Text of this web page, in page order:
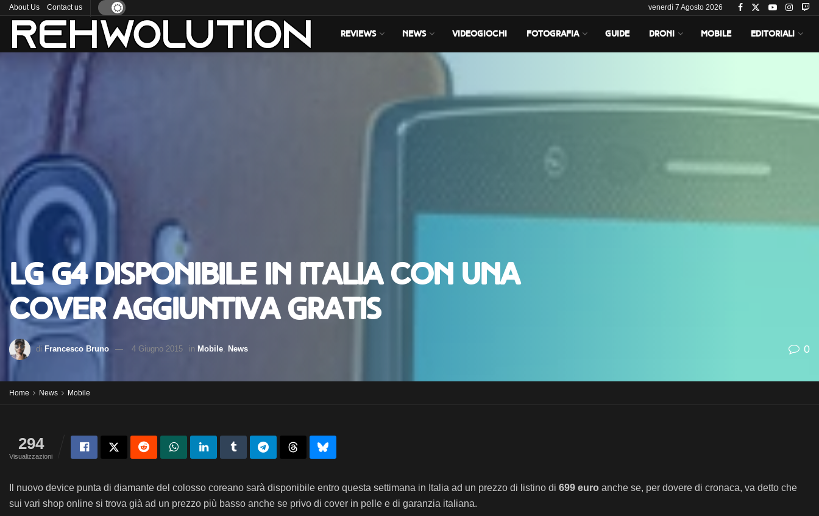
About Us Contact us venerdì 7 Agosto 2026
REVIEWS NEWS VIDEOGIOCHI FOTOGRAFIA GUIDE DRONI MOBILE EDITORIALI
LG G4 disponibile in Italia con una
cover aggiuntiva gratis
di Francesco Bruno 4 Giugno 2015 in Mobile News 0
Home News Mobile
294
Visualizzazioni
Il nuovo device punta di diamante del colosso coreano sarà disponibile entro questa settimana in Italia ad un prezzo di listino di 699 euro anche se, per dovere di cronaca, va detto che
sui vari shop online si trova già ad un prezzo più basso anche se privo di cover in pelle e di garanzia italiana.